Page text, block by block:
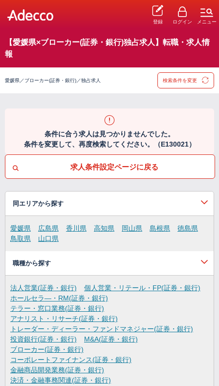
登録 ログイン メニュー
【愛媛県×ブローカー(証券・銀行)独占求人】転職・求人情
報
愛媛県／ブローカー(証券・銀行)／独占求人 検索条件を変更
条件に合う求人は見つかりませんでした。
条件を変更して、再度検索してください。（E130021）
求人条件設定ページに戻る
同エリアから探す
愛媛県 広島県 香川県 高知県 岡山県 島根県
徳島県
鳥取県
山口県
職種から探す
法人営業(証券・銀行)
個人営業・リテール・FP(証券・銀行)
ホールセラ―・RM(証券・銀行)
テラー・窓口業務(証券・銀行)
アナリスト・リサーチ(証券・銀行)
トレーダー・ディーラー・ファンドマネジャー(証券・銀行)
投資銀行(証券・銀行)
M&A(証券・銀行)
ブローカー(証券・銀行)
コーポレートファイナンス(証券・銀行)
金融商品開発業務(証券・銀行)
決済・金融事務関連(証券・銀行)